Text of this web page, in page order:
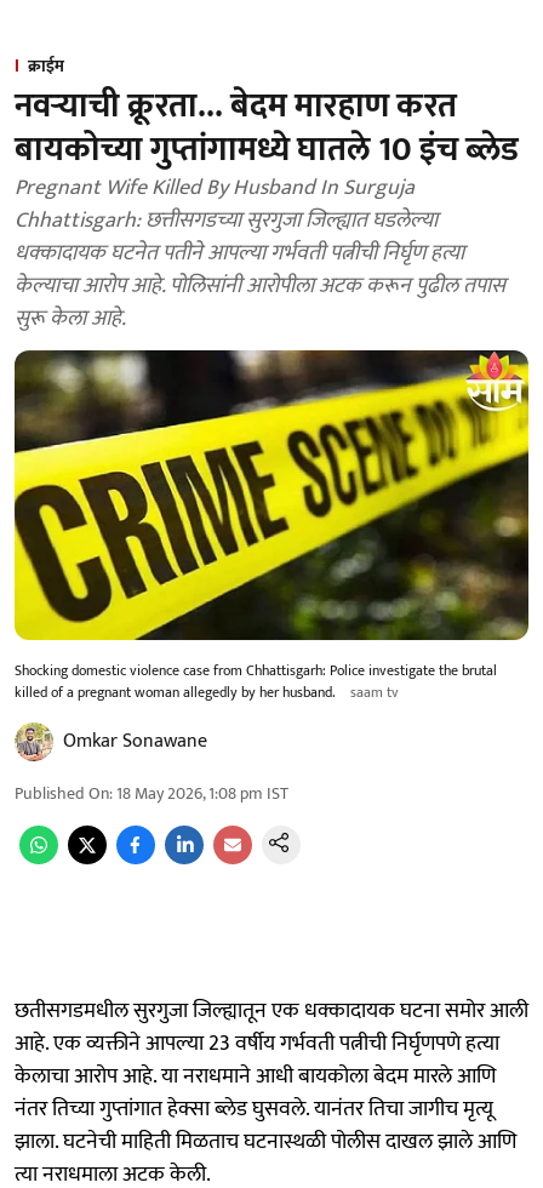
क्राईम
नवऱ्याची क्रूरता... बेदम मारहाण करत
बायकोच्या गुप्तांगामध्ये घातले 10 इंच ब्लेड
Pregnant Wife Killed By Husband In Surguja
Chhattisgarh: छत्तीसगडच्या सुरगुजा जिल्ह्यात घडलेल्या
धक्कादायक घटनेत पतीने आपल्या गर्भवती पत्नीची निर्घृण हत्या
केल्याचा आरोप आहे. पोलिसांनी आरोपीला अटक करून पुढील तपास
सुरू केला आहे.
Shocking domestic violence case from Chhattisgarh: Police investigate the brutal
killed of a pregnant woman allegedly by her husband.
saam tv
Omkar Sonawane
Published On:18 May 2026, 1:08 pm IST
छतीसगडमधील सुरगुजा जिल्ह्यातून एक धक्कादायक घटना समोर आली
आहे. एक व्यक्तीने आपल्या 23 वर्षीय गर्भवती पत्नीची निर्घृणपणे हत्या
केलाचा आरोप आहे. या नराधमाने आधी बायकोला बेदम मारले आणि
नंतर तिच्या गुप्तांगात हेक्सा ब्लेड घुसवले. यानंतर तिचा जागीच मृत्यू
झाला. घटनेची माहिती मिळताच घटनास्थळी पोलीस दाखल झाले आणि
त्या नराधमाला अटक केली.